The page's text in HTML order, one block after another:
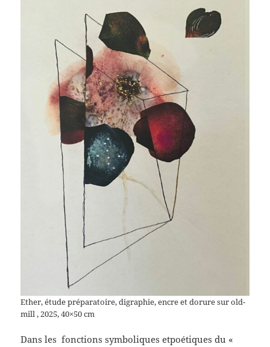
Ether, étude préparatoire, digraphie, encre et dorure sur old-
mill , 2025, 40×50 cm
Dans les fonctions symboliques etpoétiques du «